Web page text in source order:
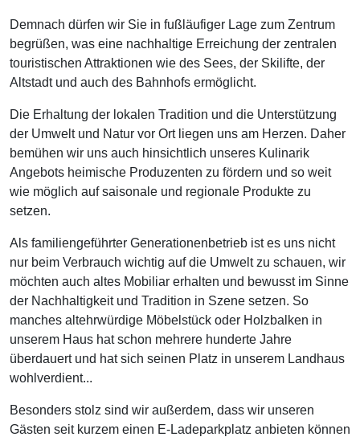
Demnach dürfen wir Sie in fußläufiger Lage zum Zentrum
begrüßen, was eine nachhaltige Erreichung der zentralen
touristischen Attraktionen wie des Sees, der Skilifte, der
Altstadt und auch des Bahnhofs ermöglicht.
Die Erhaltung der lokalen Tradition und die Unterstützung
der Umwelt und Natur vor Ort liegen uns am Herzen. Daher
bemühen wir uns auch hinsichtlich unseres Kulinarik
Angebots heimische Produzenten zu fördern und so weit
wie möglich auf saisonale und regionale Produkte zu
setzen.
Als familiengeführter Generationenbetrieb ist es uns nicht
nur beim Verbrauch wichtig auf die Umwelt zu schauen, wir
möchten auch altes Mobiliar erhalten und bewusst im Sinne
der Nachhaltigkeit und Tradition in Szene setzen. So
manches altehrwürdige Möbelstück oder Holzbalken in
unserem Haus hat schon mehrere hunderte Jahre
überdauert und hat sich seinen Platz in unserem Landhaus
wohlverdient...
Besonders stolz sind wir außerdem, dass wir unseren
Gästen seit kurzem einen E-Ladeparkplatz anbieten können